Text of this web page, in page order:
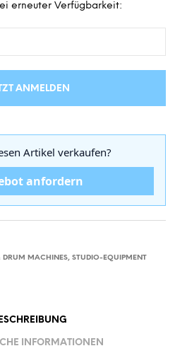
erneuter Verfügbarkeit:
ANMELDEN
Artikel verkaufen?
anfordern
DRUM MACHINES, STUDIO-EQUIPMENT
INFORMATIONEN